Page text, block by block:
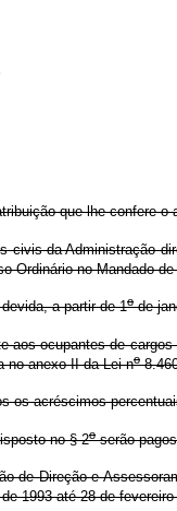
que lhe confere
da Administração
Ordinário no Mandado
a partir de 1ode
aos ocupantes de
no anexo II da Lei no
os acréscimos
no § 2oserão
de Direção e
1993 até 28 de fevereiro